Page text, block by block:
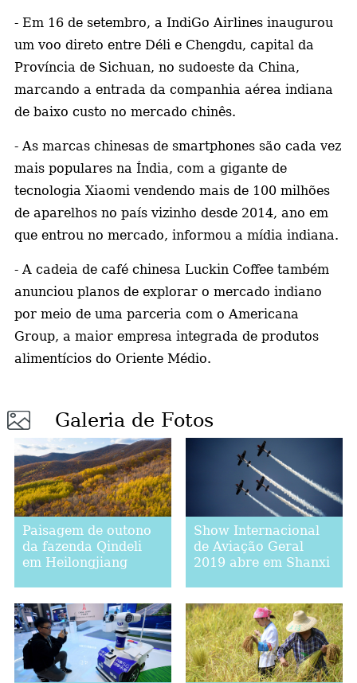
- Em 16 de setembro, a IndiGo Airlines inaugurou
um voo direto entre Déli e Chengdu, capital da
Província de Sichuan, no sudoeste da China,
marcando a entrada da companhia aérea indiana
de baixo custo no mercado chinês.
- As marcas chinesas de smartphones são cada vez
mais populares na Índia, com a gigante de
tecnologia Xiaomi vendendo mais de 100 milhões
de aparelhos no país vizinho desde 2014, ano em
que entrou no mercado, informou a mídia indiana.
- A cadeia de café chinesa Luckin Coffee também
anunciou planos de explorar o mercado indiano
por meio de uma parceria com o Americana
Group, a maior empresa integrada de produtos
alimentícios do Oriente Médio.
Galeria de Fotos
Paisagem de outono
da fazenda Qindeli
em Heilongjiang
Show Internacional
de Aviação Geral
2019 abre em Shanxi